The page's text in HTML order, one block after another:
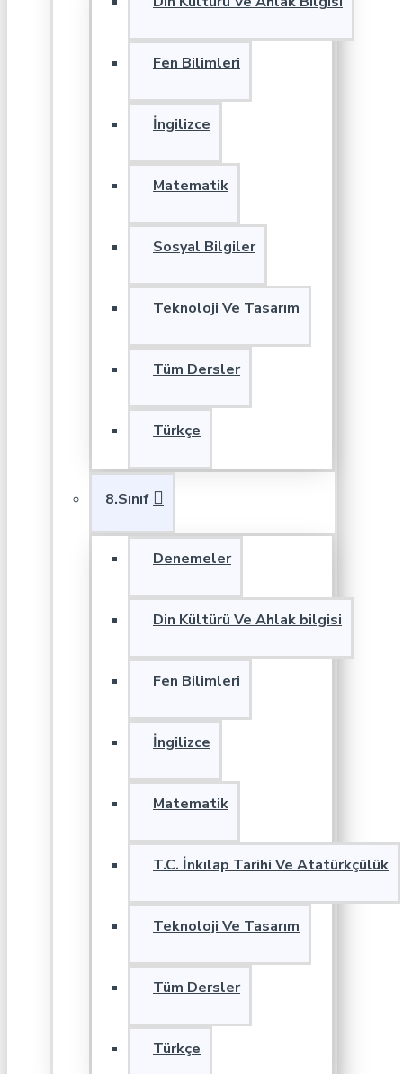
Fen Bilimleri
İngilizce
Matematik
Sosyal Bilgiler
Teknoloji Ve Tasarım
Tüm Dersler
Türkçe
8.Sınıf
Denemeler
Din Kültürü Ve Ahlak bilgisi
Fen Bilimleri
İngilizce
Matematik
T.C. İnkılap Tarihi Ve Atatürkçülük
Teknoloji Ve Tasarım
Tüm Dersler
Türkçe